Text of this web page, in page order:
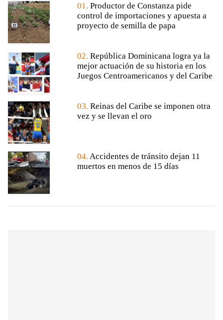
01. Productor de Constanza pide
control de importaciones y apuesta a
proyecto de semilla de papa
02. República Dominicana logra ya la
mejor actuación de su historia en los
Juegos Centroamericanos y del Caribe
03. Reinas del Caribe se imponen otra
vez y se llevan el oro
04. Accidentes de tránsito dejan 11
muertos en menos de 15 días